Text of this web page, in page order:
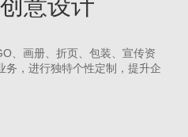
意设计
、画册、折页、包装、宣传资
务，进行独特个性定制，提升企